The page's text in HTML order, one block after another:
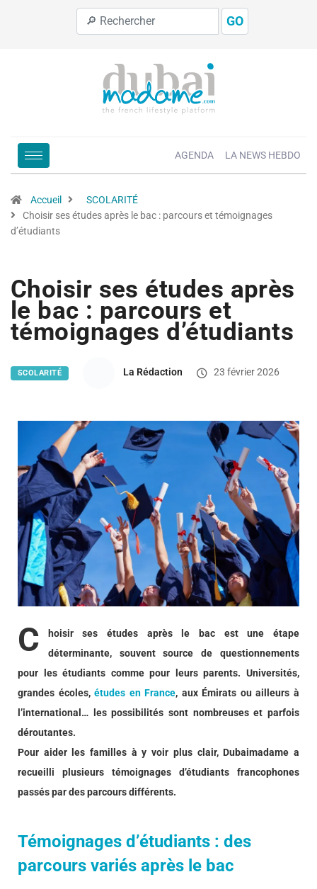
GO
AGENDA LA NEWS HEBDO
Accueil
SCOLARITÉ
Choisir ses études après le bac : parcours et témoignages
d’étudiants
Choisir ses études après
le bac : parcours et
témoignages d’étudiants
SCOLARITÉ La Rédaction 23 février 2026
C
hoisir ses études après le bac est une étape
déterminante, souvent source de questionnements
pour les étudiants comme pour leurs parents. Universités,
grandes écoles,études en France, aux Émirats ou ailleurs à
l’international… les possibilités sont nombreuses et parfois
déroutantes.
Pour aider les familles à y voir plus clair, Dubaimadame a
recueilli plusieurs témoignages d’étudiants francophones
passés par des parcours différents.
Témoignages d’étudiants : des
parcours variés après le bac